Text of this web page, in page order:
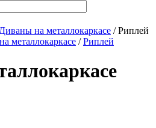
Диваны на металлокаркасе / Риплей
металлокаркасе /Риплей